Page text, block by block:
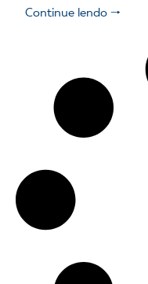
Continue lendo 🠒